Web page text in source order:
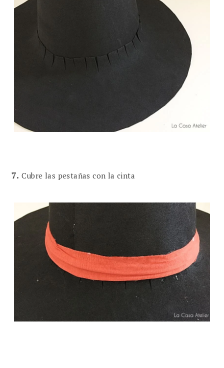
7. Cubre las pestañas con la cinta